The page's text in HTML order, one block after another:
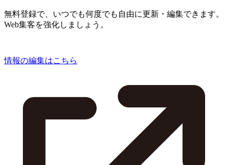
無料登録で、いつでも何度でも自由に更新・編集できます。
Web集客を強化しましょう。
情報の編集はこちら